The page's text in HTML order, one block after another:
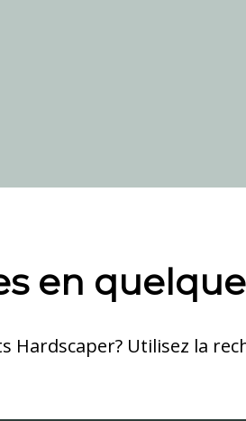
en
Hardscaper? Utilisez la